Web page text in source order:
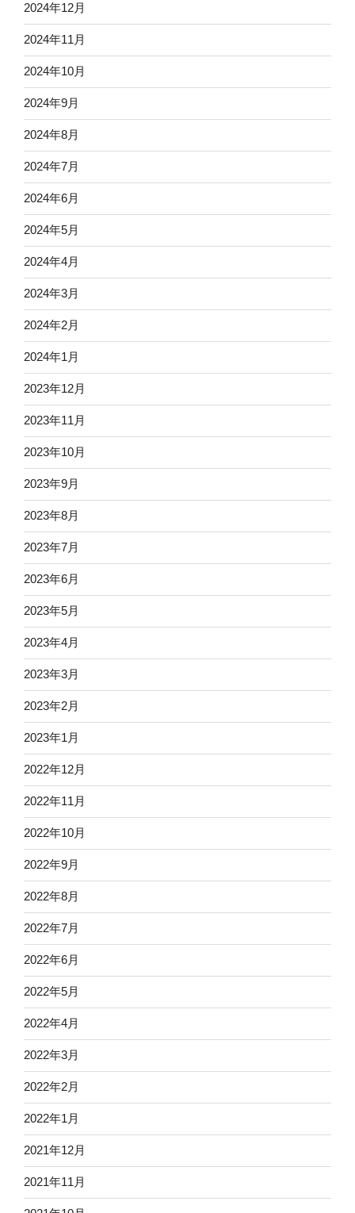
2024年12月
2024年11月
2024年10月
2024年9月
2024年8月
2024年7月
2024年6月
2024年5月
2024年4月
2024年3月
2024年2月
2024年1月
2023年12月
2023年11月
2023年10月
2023年9月
2023年8月
2023年7月
2023年6月
2023年5月
2023年4月
2023年3月
2023年2月
2023年1月
2022年12月
2022年11月
2022年10月
2022年9月
2022年8月
2022年7月
2022年6月
2022年5月
2022年4月
2022年3月
2022年2月
2022年1月
2021年12月
2021年11月